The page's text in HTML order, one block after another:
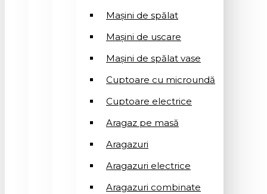
Mașini de spălat
Mașini de uscare
Mașini de spălat vase
Cuptoare cu microundă
Cuptoare electrice
Aragaz pe masă
Aragazuri
Aragazuri electrice
Aragazuri combinate